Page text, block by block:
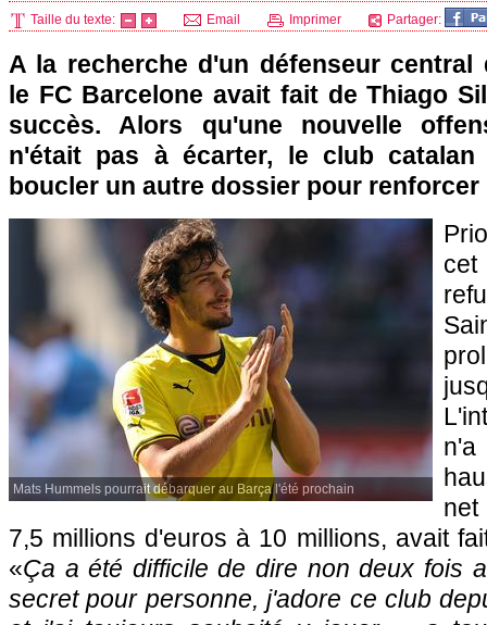
Taille du texte: Email Imprimer Partager:
A la recherche d'un défenseur central
le FC Barcelone avait fait de Thiago
succès. Alors qu'une nouvelle
n'était pas à écarter, le club catalan
boucler un autre dossier pour renforcer
Mats Hummels pourrait débarquer au Barça l'été prochain
7,5 millions d'euros à 10 millions, avait
«Ça a été difficile de dire non deux fois
secret pour personne, j'adore ce club